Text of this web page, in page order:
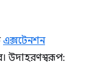
এক্সটেনশন
উদাহরণস্বরূপ: